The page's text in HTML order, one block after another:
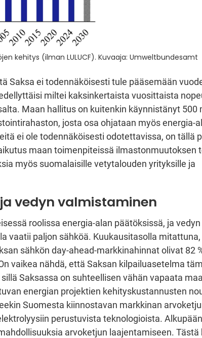
kehitys (ilman LULUCF). Kuvaaja: Umweltbundesamt
Saksa ei todennäköisesti tule pääsemään
miltei kaksinkertaista vuosittaista
Maan hallitus on kuitenkin käynnistänyt 500
josta osa ohjataan myös energia-
ei ole todennäköisesti odotettavissa, on tällä
maan toimenpiteissä ilmastonmuutoksen
myös suomalaisille vetytalouden yrityksille ja
vedyn valmistaminen
roolissa energia-alan päätöksissä, ja
vaatii paljon sähköä. Kuukausitasolla
sähkön day-ahead-markkinahinnat olivat 82
vaikea nähdä, että Saksan kilpailuasetelma
Saksassa on suhteellisen vähän vapaata
energian projektien kehityskustannusten
Suomesta kiinnostavan markkinan
perustuvista teknologioista.
arvoketjun laajentamiseen. Tästä